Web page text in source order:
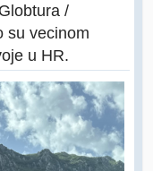
/
su vecinom
u HR.